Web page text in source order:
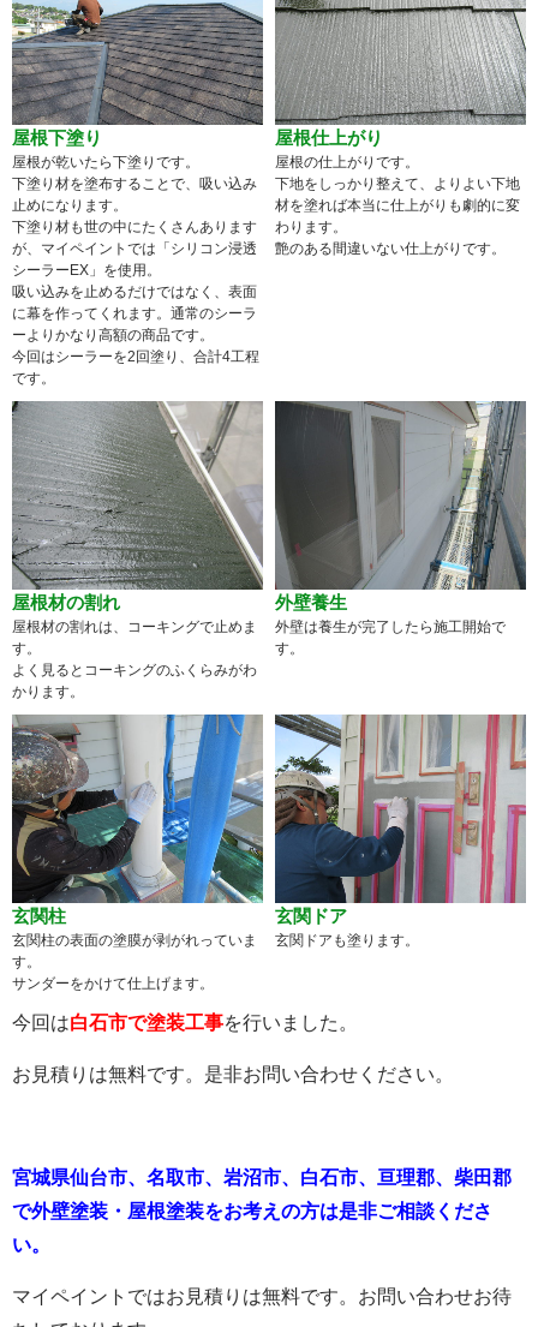
屋根下塗り
屋根が乾いたら下塗りです。
下塗り材を塗布することで、吸い込み
止めになります。
下塗り材も世の中にたくさんあります
が、マイペイントでは「シリコン浸透
シーラーEX」を使用。
吸い込みを止めるだけではなく、表面
に幕を作ってくれます。通常のシーラ
ーよりかなり高額の商品です。
今回はシーラーを2回塗り、合計4工程
です。
屋根仕上がり
屋根の仕上がりです。
下地をしっかり整えて、よりよい下地
材を塗れば本当に仕上がりも劇的に変
わります。
艶のある間違いない仕上がりです。
屋根材の割れ
屋根材の割れは、コーキングで止めま
す。
よく見るとコーキングのふくらみがわ
かります。
外壁養生
外壁は養生が完了したら施工開始で
す。
玄関柱
玄関柱の表面の塗膜が剥がれっていま
す。
サンダーをかけて仕上げます。
玄関ドア
玄関ドアも塗ります。
今回は白石市で塗装工事を行いました。
お見積りは無料です。是非お問い合わせください。
宮城県仙台市、名取市、岩沼市、白石市、亘理郡、柴田郡
で外壁塗装・屋根塗装をお考えの方は是非ご相談くださ
い。
マイペイントではお見積りは無料です。お問い合わせお待